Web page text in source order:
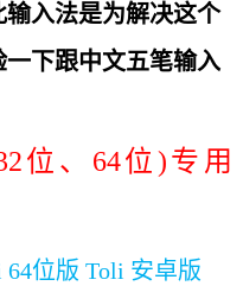
入法是为解决这个
下跟中文五笔输入
位、64位)专用
64位版 Toli 安卓版